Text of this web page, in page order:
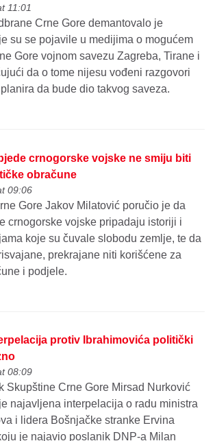
11:01
Crne Gore demantovalo je
su se pojavile u medijima o mogućem
Gore vojnom savezu Zagreba, Tirane i
da o tome nijesu vođeni razgovori
da bude dio takvog saveza.
crnogorske vojske ne smiju biti
obračune
09:06
Gore Jakov Milatović poručio je da
crnogorske vojske pripadaju istoriji i
koje su čuvale slobodu zemlje, te da
prekrajane niti korišćene za
i podjele.
protiv Ibrahimovića politički
08:09
Skupštine Crne Gore Mirsad Nurković
najavljena interpelacija o radu ministra
i lidera Bošnjačke stranke Ervina
je najavio poslanik DNP-a Milan